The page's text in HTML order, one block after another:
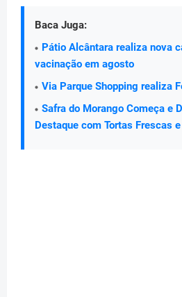
Baca Juga:
Pátio Alcântara realiza nova
vacinação em agosto
Via Parque Shopping realiza
Safra do Morango Começa e
Destaque com Tortas Frescas